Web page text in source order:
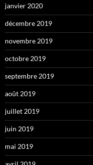
janvier 2020
décembre 2019
novembre 2019
octobre 2019
septembre 2019
août 2019
juillet 2019
juin 2019
mai 2019